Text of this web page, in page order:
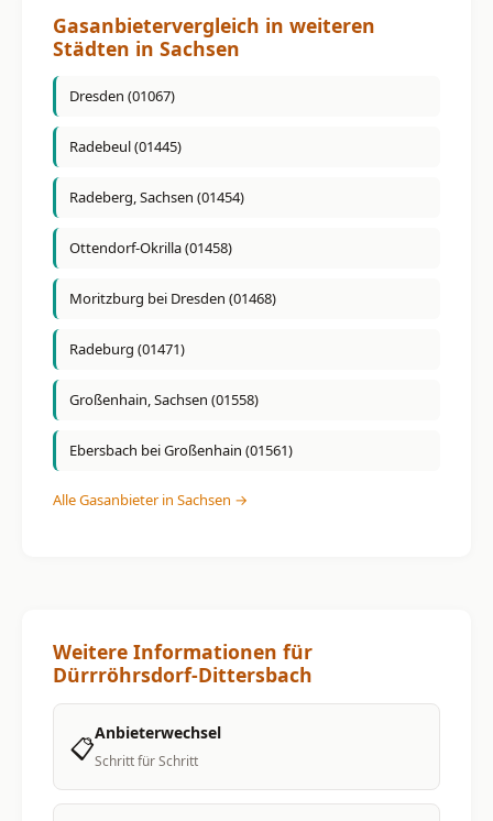
Gasanbietervergleich in weiteren
Städten in Sachsen
Dresden (01067)
Radebeul (01445)
Radeberg, Sachsen (01454)
Ottendorf-Okrilla (01458)
Moritzburg bei Dresden (01468)
Radeburg (01471)
Großenhain, Sachsen (01558)
Ebersbach bei Großenhain (01561)
Alle Gasanbieter in Sachsen →
Weitere Informationen für
Dürrröhrsdorf-Dittersbach
📋Anbieterwechsel
Schritt für Schritt